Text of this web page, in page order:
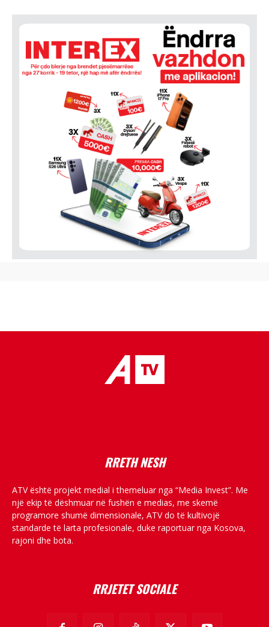
RRETH NESH
ATV është projekt medial i themeluar nga “Media Invest”. Me
një ekip të dëshmuar në fushën e medias, me skemë
programore shumë dimensionale, ATV do të kultivojë
standarde të larta profesionale, duke raportuar nga Kosova,
rajoni dhe bota.
RRJETET SOCIALE